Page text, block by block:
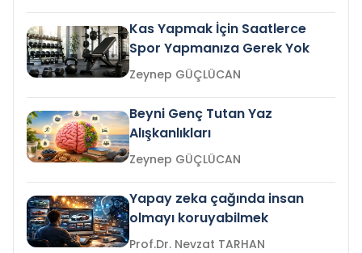
Kas Yapmak İçin Saatlerce
Spor Yapmanıza Gerek Yok
Zeynep GÜÇLÜCAN
Beyni Genç Tutan Yaz
Alışkanlıkları
Zeynep GÜÇLÜCAN
Yapay zeka çağında insan
olmayı koruyabilmek
Prof.Dr. Nevzat TARHAN